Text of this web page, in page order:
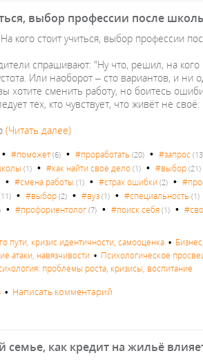
выбор профессии после
кого стоит учиться, выбор профессии
спрашивают: "Ну что, решил, на кого
Или наоборот – сто вариантов, и
хотите сменить работу, но боитесь
тех, кто чувствует, что живёт не
(Читать далее)
•#поможет(6) •#проработать (20) •#запрос
(1) •#как найти свое дело (1) •#выбор (21)
•#смена работы (1) •#страх ошибки (2) •
•#выбор (2) •#вуз (1) •#специальность (1)
•#профориентолог (7) •#поиск себя (1) •
пути, кризис идентичности, самооценка •
атаки, навязчивости • Психологическое
проблемы роста, кризисы, воспитание
• Написать комментарий
как кредит на жильё